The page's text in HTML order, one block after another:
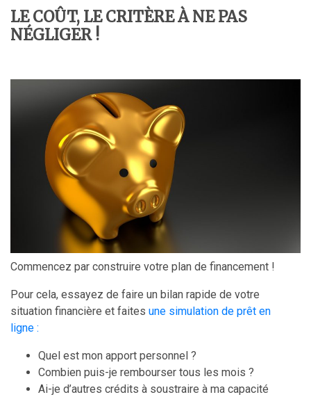
LE COÛT, LE CRITÈRE À NE PAS
NÉGLIGER !
Commencez par construire votre plan de financement !
Pour cela, essayez de faire un bilan rapide de votre
situation financière et faites une simulation de prêt en
ligne :
Quel est mon apport personnel ?
Combien puis-je rembourser tous les mois ?
Ai-je d’autres crédits à soustraire à ma capacité